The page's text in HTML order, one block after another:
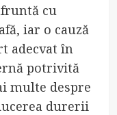
cu
iar o cauză
adecvat în
potrivită
multe despre
durerii